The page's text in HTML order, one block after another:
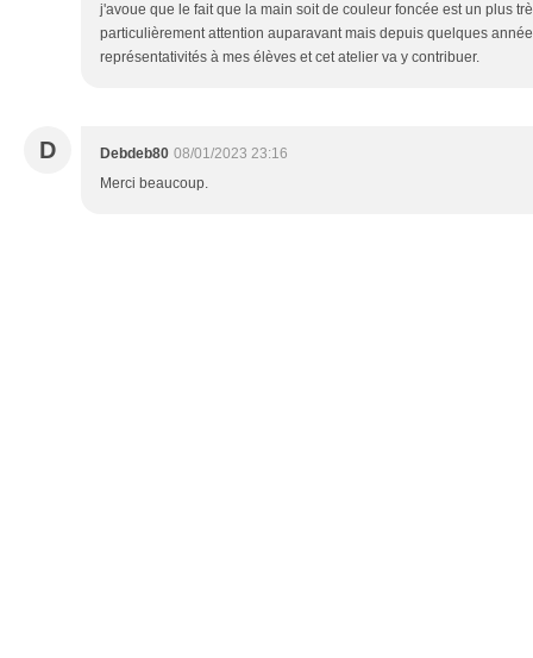
j'avoue que le fait que la main soit de couleur foncée est un plus
particulièrement attention auparavant mais depuis quelques
représentativités à mes élèves et cet atelier va y contribuer.
D Debdeb80 08/01/2023 23:16
Merci beaucoup.